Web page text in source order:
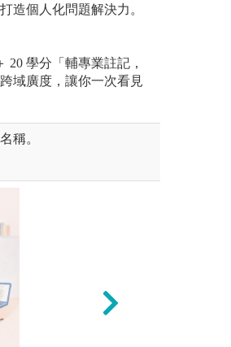
個人化問題解決力。
20 學分「輔專業註記，
域廣度，讓你一次看見
稱。